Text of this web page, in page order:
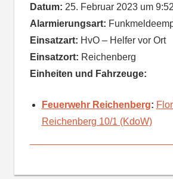
Datum: 25. Februar 2023 um
Alarmierungsart:
Einsatzart: HvO – Helfer vor Ort
Einsatzort: Reichenberg
Einheiten und Fahrzeuge:
Feuerwehr Reichenberg:
Reichenberg 10/1 (KdoW)